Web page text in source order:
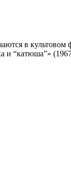
в культовом
и “катюша”»